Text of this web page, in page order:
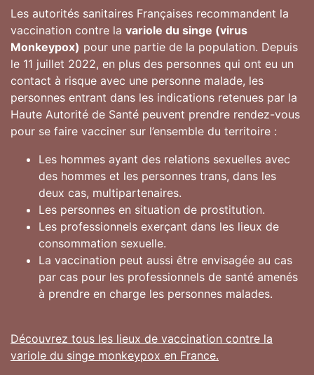
Les autorités sanitaires Françaises recommandent la
vaccination contre la variole du singe (virus
Monkeypox) pour une partie de la population. Depuis
le 11 juillet 2022, en plus des personnes qui ont eu un
contact à risque avec une personne malade, les
personnes entrant dans les indications retenues par la
Haute Autorité de Santé peuvent prendre rendez-vous
pour se faire vacciner sur l’ensemble du territoire :
Les hommes ayant des relations sexuelles avec
des hommes et les personnes trans, dans les
deux cas, multipartenaires.
Les personnes en situation de prostitution.
Les professionnels exerçant dans les lieux de
consommation sexuelle.
La vaccination peut aussi être envisagée au cas
par cas pour les professionnels de santé amenés
à prendre en charge les personnes malades.
Découvrez tous les lieux de vaccination contre la
variole du singe monkeypox en France.